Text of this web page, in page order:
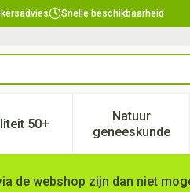
Snelle beschikbaarheid
categorie
Zwangerschap en kinderen
50+
Toon submenu voor Vitaliteit
Natuur
geneeskunde
Toon
de webshop zijn dan niet